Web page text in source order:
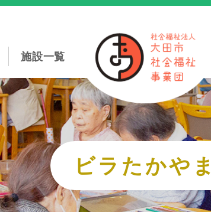
施設一覧
ビラたかやま